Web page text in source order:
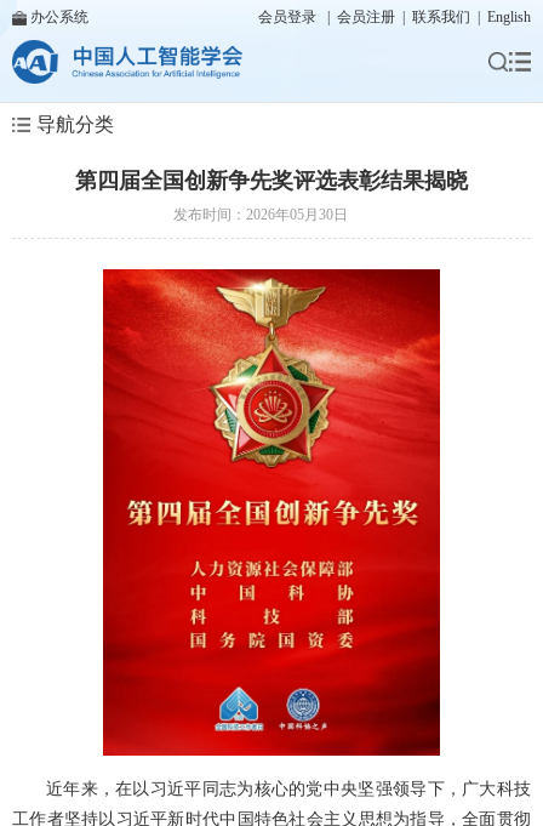
办公系统 会员登录 会员注册 联系我们 English
导航分类
第四届全国创新争先奖评选表彰结果揭晓
发布时间：2026年05月30日
近年来，在以习近平同志为核心的党中央坚强领导下，广大科技
工作者坚持以习近平新时代中国特色社会主义思想为指导，全面贯彻